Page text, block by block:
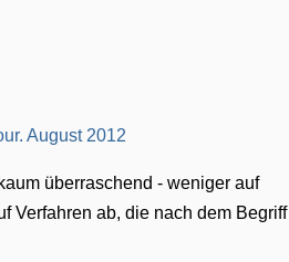
überraschend - weniger auf
Verfahren ab, die nach dem Begriff